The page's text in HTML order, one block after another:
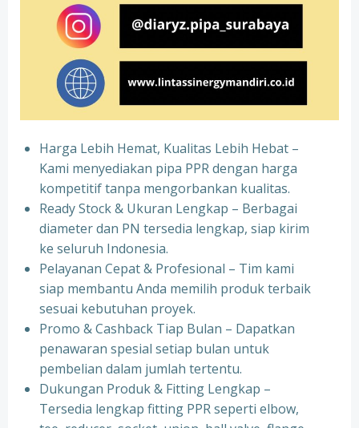
Harga Lebih Hemat, Kualitas Lebih Hebat –
Kami menyediakan pipa PPR dengan harga
kompetitif tanpa mengorbankan kualitas.
⁠Ready Stock & Ukuran Lengkap – Berbagai
diameter dan PN tersedia lengkap, siap kirim
ke seluruh Indonesia.
⁠Pelayanan Cepat & Profesional – Tim kami
siap membantu Anda memilih produk terbaik
sesuai kebutuhan proyek.
⁠Promo & Cashback Tiap Bulan – Dapatkan
penawaran spesial setiap bulan untuk
pembelian dalam jumlah tertentu.
⁠Dukungan Produk & Fitting Lengkap –
Tersedia lengkap fitting PPR seperti elbow,